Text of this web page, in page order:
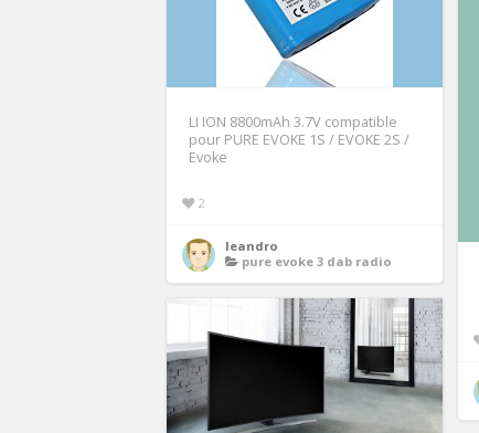
LI ION 8800mAh 3.7V compatible
pour PURE EVOKE 1S / EVOKE 2S /
Evoke
2
leandro
pure evoke 3 dab radio